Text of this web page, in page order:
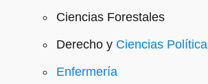
Ciencias Forestales
Derecho y Ciencias
Enfermería